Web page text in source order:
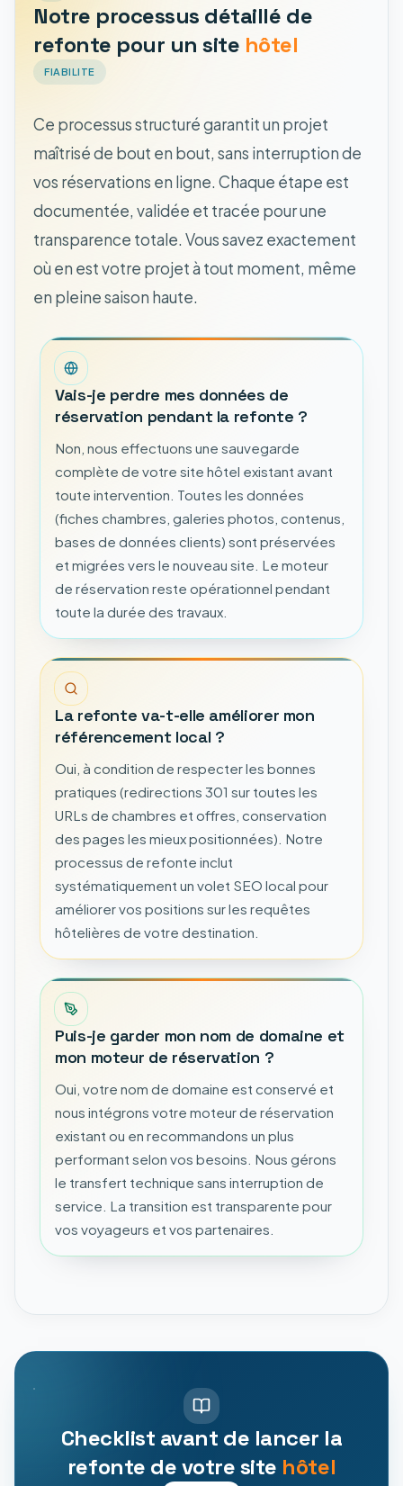
Notre processus détaillé de
refonte pour un site hôtel
FIABILITE
Ce processus structuré garantit un projet
maîtrisé de bout en bout, sans interruption de
vos réservations en ligne. Chaque étape est
documentée, validée et tracée pour une
transparence totale. Vous savez exactement
où en est votre projet à tout moment, même
en pleine saison haute.
Vais-je perdre mes données de
réservation pendant la refonte ?
Non, nous effectuons une sauvegarde
complète de votre site hôtel existant avant
toute intervention. Toutes les données
(fiches chambres, galeries photos, contenus,
bases de données clients) sont préservées
et migrées vers le nouveau site. Le moteur
de réservation reste opérationnel pendant
toute la durée des travaux.
La refonte va-t-elle améliorer mon
référencement local ?
Oui, à condition de respecter les bonnes
pratiques (redirections 301 sur toutes les
URLs de chambres et offres, conservation
des pages les mieux positionnées). Notre
processus de refonte inclut
systématiquement un volet SEO local pour
améliorer vos positions sur les requêtes
hôtelières de votre destination.
Puis-je garder mon nom de domaine et
mon moteur de réservation ?
Oui, votre nom de domaine est conservé et
nous intégrons votre moteur de réservation
existant ou en recommandons un plus
performant selon vos besoins. Nous gérons
le transfert technique sans interruption de
service. La transition est transparente pour
vos voyageurs et vos partenaires.
Checklist avant de lancer la
refonte de votre site hôtel